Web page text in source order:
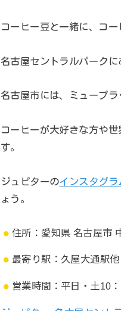
コーヒー豆と一緒に、コ
名古屋セントラルパークに
名古屋市には、ミュープ
コーヒーが大好きな方や
す。
ジュピターのインスタグラ
ょう。
住所：愛知県 名古屋市
最寄り駅：久屋大通駅他
営業時間：平日・土10